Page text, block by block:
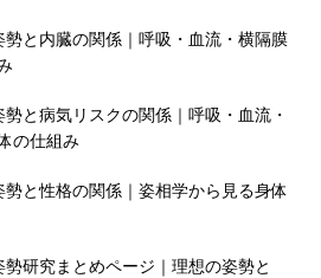
と内臓の関係｜呼吸・血流・横隔膜
と病気リスクの関係｜呼吸・血流・
の仕組み
と性格の関係｜姿相学から見る身体
研究まとめページ｜理想の姿勢と